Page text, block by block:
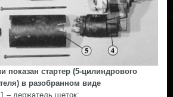
показан стартер (5-цилиндрового
в разобранном виде
1 – держатель щеток;